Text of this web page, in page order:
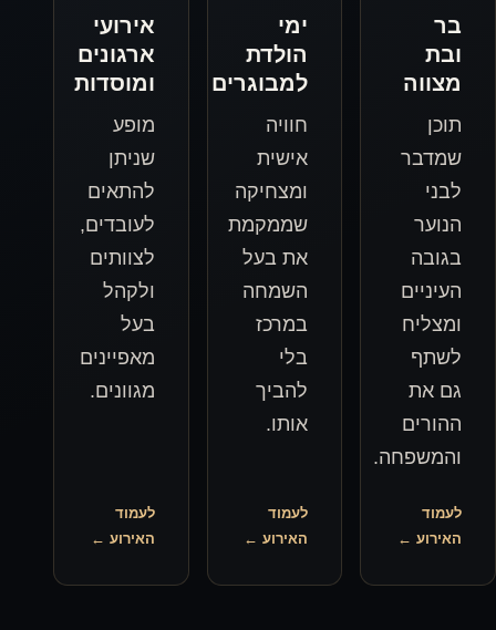
ימי
הולדת
למבוגרים
חוויה
אישית
ומצחיקה
שממקמת
את בעל
השמחה
במרכז
בלי
להביך
אותו.
לעמוד
האירוע ←
אירועי
ארגונים
ומוסדות
מופע
שניתן
להתאים
לעובדים,
לצוותים
ולקהל
בעל
מאפיינים
מגוונים.
לעמוד
האירוע ←